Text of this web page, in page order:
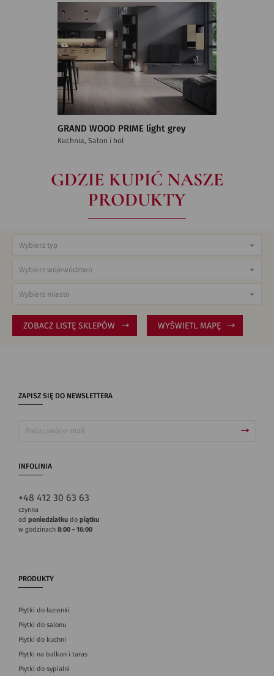
GRAND WOOD PRIME light grey
Kuchnia, Salon i hol
GDZIE KUPIĆ NASZE
PRODUKTY
ZOBACZ LISTĘ SKLEPÓW WYŚWIETL MAPĘ
ZAPISZ SIĘ DO NEWSLETTERA
INFOLINIA
+48 412 30 63 63
czynna
od poniedziałku do piątku
w godzinach 8:00 - 16:00
PRODUKTY
Płytki do łazienki
Płytki do salonu
Płytki do kuchni
Płytki na balkon i taras
Płytki do sypialni